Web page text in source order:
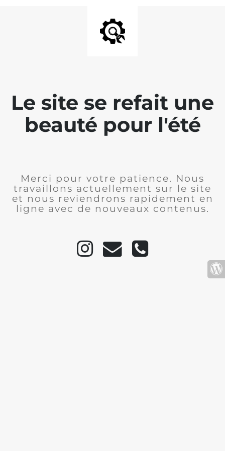
Le site se refait une
beauté pour l'été
Merci pour votre patience. Nous
travaillons actuellement sur le site
et nous reviendrons rapidement en
ligne avec de nouveaux contenus.